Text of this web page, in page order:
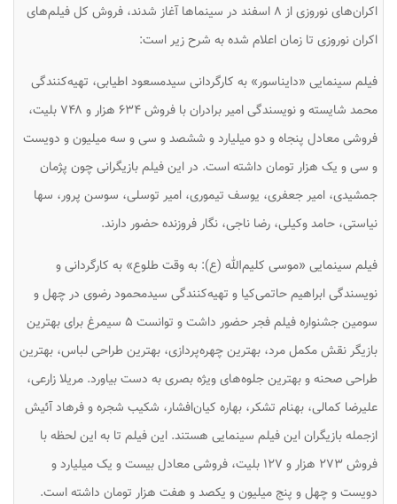
اکران‌های نوروزی از ۸ اسفند در سینماها آغاز شدند، فروش کل فیلم‌های
اکران نوروزی تا زمان اعلام شده به شرح زیر است:
فیلم سینمایی «دایناسور» به کارگردانی سیدمسعود اطیابی، تهیه‌کنندگی
محمد شایسته و نویسندگی امیر برادران با فروش ۶۳۴ هزار و ۷۴۸ بلیت،
فروشی معادل پنجاه و دو میلیارد و ششصد و سی و سه میلیون و دویست
و سی و یک هزار تومان داشته است. در این فیلم بازیگرانی چون پژمان
جمشیدی، امیر جعفری، یوسف تیموری، امیر توسلی، سوسن پرور، سها
نیاستی، حامد وکیلی، رضا ناجی، نگار فروزنده حضور دارند.
فیلم سینمایی «موسی کلیم‌الله (ع): به وقت طلوع» به کارگردانی و
نویسندگی ابراهیم حاتمی‌کیا و تهیه‌کنندگی سیدمحمود رضوی در چهل و
سومین جشنواره فیلم فجر حضور داشت و توانست ۵ سیمرغ برای بهترین
بازیگر نقش مکمل مرد، بهترین چهره‌پردازی، بهترین طراحی لباس، بهترین
طراحی صحنه و بهترین جلوه‌های ویژه بصری به دست بیاورد. مریلا زارعی،
علیرضا کمالی، بهنام تشکر، بهاره کیان‌افشار، شکیب شجره و فرهاد آئیش
ازجمله بازیگران این فیلم سینمایی هستند. این فیلم تا به این لحظه با
فروش ۲۷۳ هزار و ۱۲۷ بلیت، فروشی معادل بیست و یک میلیارد و
دویست و چهل و پنج میلیون و یکصد و هفت هزار تومان داشته است.